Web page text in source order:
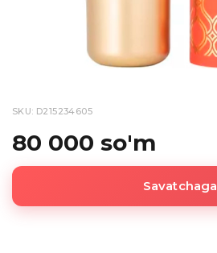
SKU: D215234605
80 000 so'm
Savatchaga